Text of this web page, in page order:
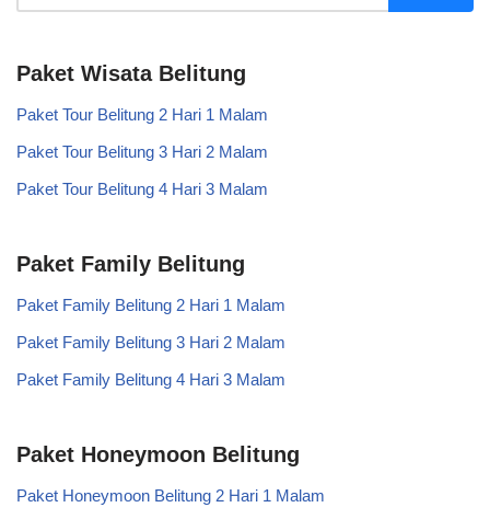
Paket Wisata Belitung
Paket Tour Belitung 2 Hari 1 Malam
Paket Tour Belitung 3 Hari 2 Malam
Paket Tour Belitung 4 Hari 3 Malam
Paket Family Belitung
Paket Family Belitung 2 Hari 1 Malam
Paket Family Belitung 3 Hari 2 Malam
Paket Family Belitung 4 Hari 3 Malam
Paket Honeymoon Belitung
Paket Honeymoon Belitung 2 Hari 1 Malam